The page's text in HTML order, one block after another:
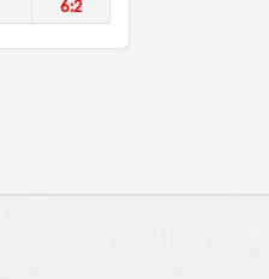
6:2